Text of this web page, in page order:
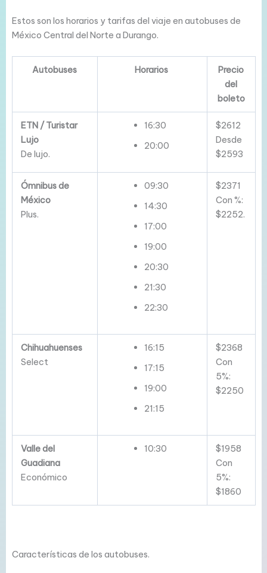
Estos son los horarios y tarifas del viaje en autobuses de
México Central del Norte a Durango.
Autobuses Horarios
Precio
del
boleto
ETN / Turistar
Lujo
De lujo.
16:30
20:00
$2612
Desde
$2593
Ómnibus de
México
Plus.
09:30
14:30
17:00
19:00
20:30
21:30
22:30
$2371
Con %:
$2252.
Chihuahuenses
Select
16:15
17:15
19:00
21:15
$2368
Con
5%:
$2250
Valle del
Guadiana
Económico
10:30
$1958
Con
5%:
$1860
Características de los autobuses.